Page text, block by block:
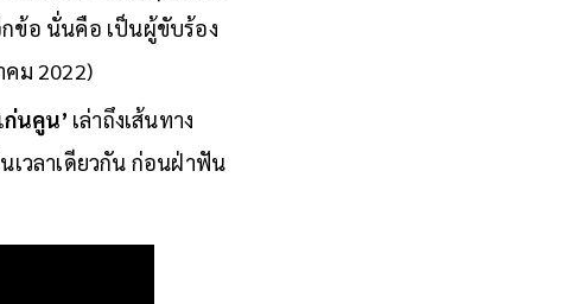
ข้อ นั่นคือ เป็นผู้ขับร้อง
ม 2022)
นคูน’ เล่าถึงเส้นทาง
เวลาเดียวกัน ก่อนฝ่าฟัน